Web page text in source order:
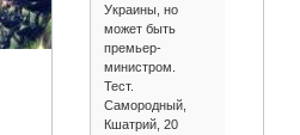
Украины, но
может быть
премьер-
министром.
Тест.
Самородный,
Кшатрий, 20